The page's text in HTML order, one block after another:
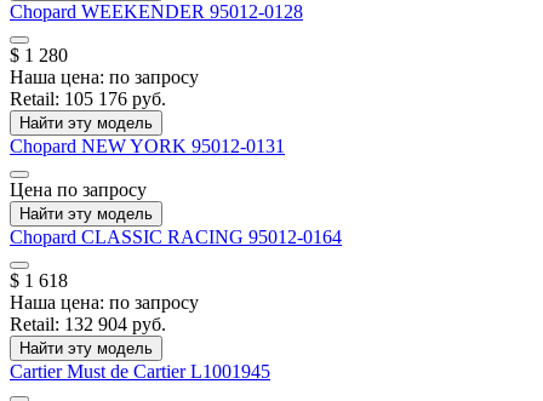
Chopard WEEKENDER 95012-0128
$ 1 280
Наша цена: по запросу
Retail: 105 176 руб.
Найти эту модель
Chopard NEW YORK 95012-0131
Цена по запросу
Найти эту модель
Chopard CLASSIC RACING 95012-0164
$ 1 618
Наша цена: по запросу
Retail: 132 904 руб.
Найти эту модель
CartierMust de CartierL1001945